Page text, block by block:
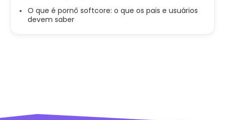
O que é pornô softcore: o que os pais e usuários
devem saber